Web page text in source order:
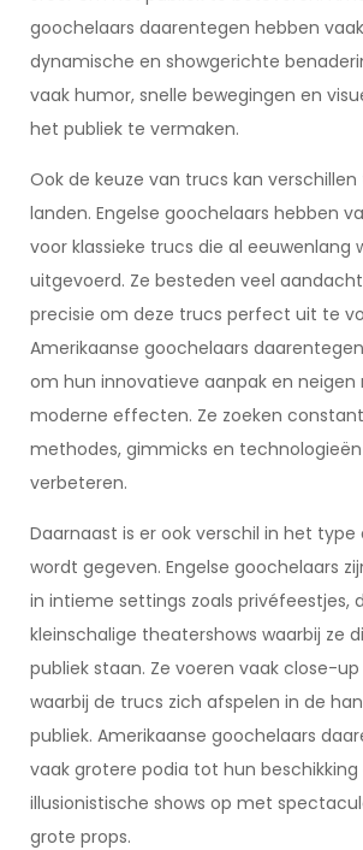
goochelaars daarentegen hebben
dynamische en showgerichte
vaak humor, snelle bewegingen en
het publiek te vermaken.
Ook de keuze van trucs kan
landen. Engelse goochelaars hebben
voor klassieke trucs die al eeuwenlang
uitgevoerd. Ze besteden veel
precisie om deze trucs perfect uit te
Amerikaanse goochelaars
om hun innovatieve aanpak en neigen
moderne effecten. Ze zoeken
methodes, gimmicks en
verbeteren.
Daarnaast is er ook verschil in het
wordt gegeven. Engelse goochelaars
in intieme settings zoals privéfeestjes,
kleinschalige theatershows waarbij ze
publiek staan. Ze voeren vaak close-
waarbij de trucs zich afspelen in de
publiek. Amerikaanse goochelaars
vaak grotere podia tot hun beschikking
illusionistische shows op met
grote props.